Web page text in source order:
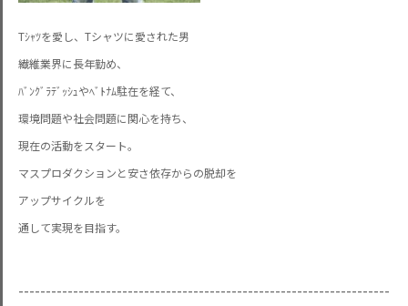
Tｼｬﾂを愛し、Tシャツに愛された男
繊維業界に長年勤め、
ﾊﾞﾝｸﾞﾗﾃﾞｯｼｭやﾍﾞﾄﾅﾑ駐在を経て、
環境問題や社会問題に関心を持ち、
現在の活動をスタート。
マスプロダクションと安さ依存からの脱却を
アップサイクルを
通して実現を目指す。
--------------------------------------------------------------------